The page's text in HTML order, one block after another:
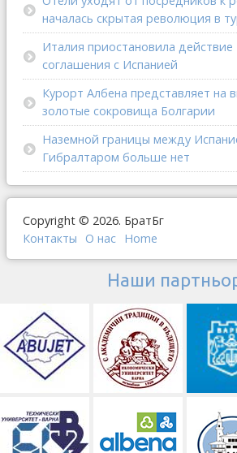
началась скрытая революция в
Италия приостановила действие
соглашения с Испанией
Курорт Албена представляет на
золотые сокровища Болгарии
Наземной границы между
Гибралтаром больше нет
Copyright © 2026. БратБг
Контакты
О наc Home
Наши